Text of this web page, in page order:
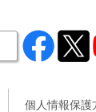
個人情報保護